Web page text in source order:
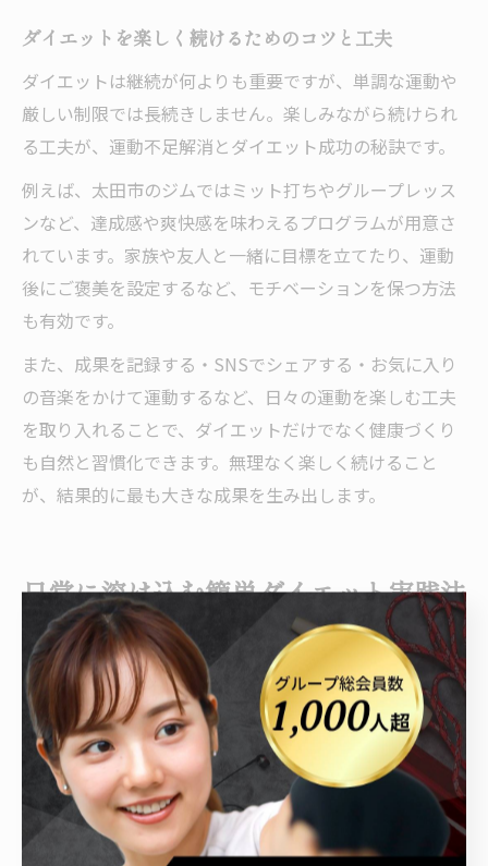
ダイエットを楽しく続けるためのコツと工夫
ダイエットは継続が何よりも重要ですが、単調な運動や
厳しい制限では長続きしません。楽しみながら続けられ
る工夫が、運動不足解消とダイエット成功の秘訣です。
例えば、太田市のジムではミット打ちやグループレッス
ンなど、達成感や爽快感を味わえるプログラムが用意さ
れています。家族や友人と一緒に目標を立てたり、運動
後にご褒美を設定するなど、モチベーションを保つ方法
も有効です。
また、成果を記録する・SNSでシェアする・お気に入り
の音楽をかけて運動するなど、日々の運動を楽しむ工夫
を取り入れることで、ダイエットだけでなく健康づくり
も自然と習慣化できます。無理なく楽しく続けること
が、結果的に最も大きな成果を生み出します。
日常に溶け込む簡単ダイエット実践法
日常生活で実践できる簡単なダイエット法
日々の忙しさで運動時間を確保しにくい方でも、日常の
動作にちょっとした工夫を加えるだけで運動不足解消や
ダイエットの効果を期待できます。例えば、買い物や通
勤時に意識して早歩きを心がけたり、エレベーターでは
なく階段を使うことで、自然と消費カロリーを増やすこ